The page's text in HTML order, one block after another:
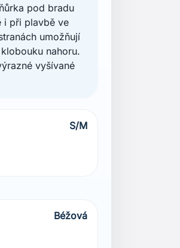
pod bradu
i při plavbě ve
umožňují
nahoru.
vyšívané
S/M
Béžová